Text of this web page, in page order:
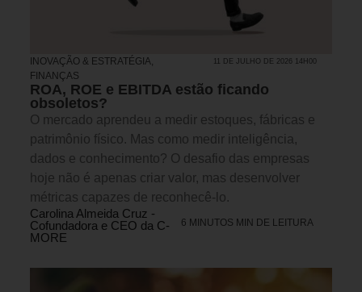
INOVAÇÃO & ESTRATÉGIA,
FINANÇAS
11 DE JULHO DE 2026 14H00
ROA, ROE e EBITDA estão ficando
obsoletos?
O mercado aprendeu a medir estoques, fábricas e
patrimônio físico. Mas como medir inteligência,
dados e conhecimento? O desafio das empresas
hoje não é apenas criar valor, mas desenvolver
métricas capazes de reconhecê-lo.
Carolina Almeida Cruz -
Cofundadora e CEO da C-
MORE
6 MINUTOS MIN DE LEITURA